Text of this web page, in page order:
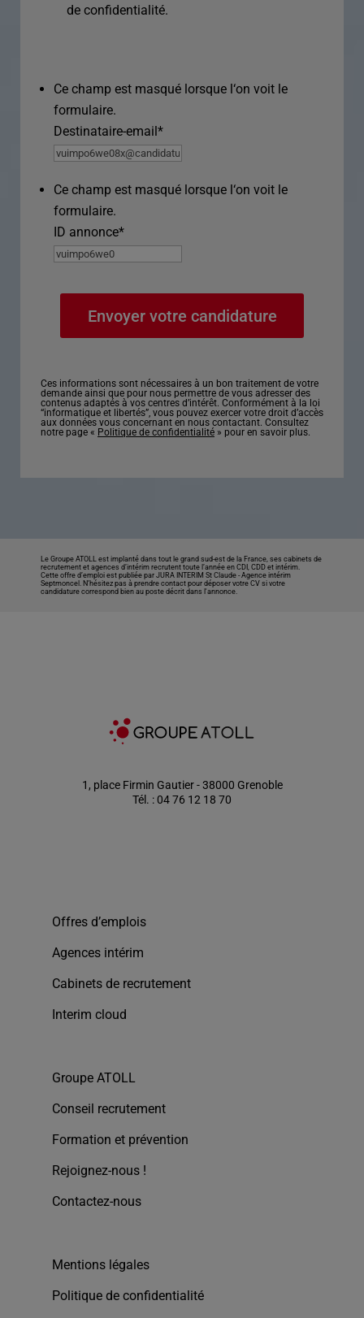
de confidentialité.
Ce champ est masqué lorsque l‘on voit le
formulaire.
Destinataire-email*
Ce champ est masqué lorsque l‘on voit le
formulaire.
ID annonce*
Ces informations sont nécessaires à un bon traitement de votre
demande ainsi que pour nous permettre de vous adresser des
contenus adaptés à vos centres d’intérêt. Conformément à la loi
“informatique et libertés”, vous pouvez exercer votre droit d’accès
aux données vous concernant en nous contactant. Consultez
notre page « Politique de confidentialité » pour en savoir plus.
Le Groupe ATOLL est implanté dans tout le grand sud-est de la France, ses cabinets de
recrutement et agences d’intérim recrutent toute l’année en CDI, CDD et intérim.
Cette offre d’emploi est publiée par JURA INTERIM St Claude -Agence intérim
Septmoncel . N’hésitez pas à prendre contact pour déposer votre CV si votre
candidature correspond bien au poste décrit dans l'annonce.
1, place Firmin Gautier - 38000 Grenoble
Tél. : 04 76 12 18 70
Offres d’emplois
Agences intérim
Cabinets de recrutement
Interim cloud
Groupe ATOLL
Conseil recrutement
Formation et prévention
Rejoignez-nous !
Contactez-nous
Mentions légales
Politique de confidentialité